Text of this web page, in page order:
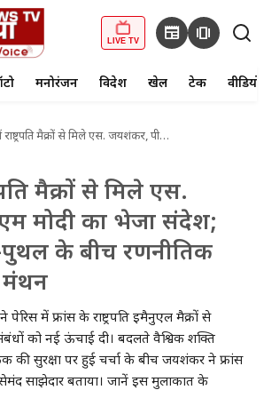
LIVE TV newspaper amp_stories
मनोरंजन विदेश खेल टेक वीडियो
से मिले एस. जयशंकर, पीएम मोदी का भेजा संदेश; वैश्विक उथल-पुथल के बीच रणनीतिक साझेदारी पर मंथन
मैक्रों से मिले एस.
मोदी का भेजा संदेश;
के बीच रणनीतिक
मंथन
पेरिस में फ्रांस के राष्ट्रपति इमैनुएल मैक्रों से
को नई ऊंचाई दी। बदलते वैश्विक शक्ति
की सुरक्षा पर हुई चर्चा के बीच जयशंकर ने फ्रांस
साझेदार बताया। जानें इस मुलाकात के